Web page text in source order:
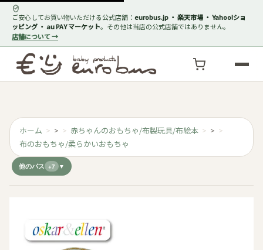
ご安心してお買い物いただける公式店舗： eurobus.jp ・ 楽天市場 ・ Yahoo!ショ
ッピング ・ au PAY マーケット。その他は当店の公式店舗ではありません。
店舗について →
ホーム > 赤ちゃんのおもちゃ/布製玩具/布絵本
>
布のおもちゃ/柔らかいおもちゃ
他のパス +7